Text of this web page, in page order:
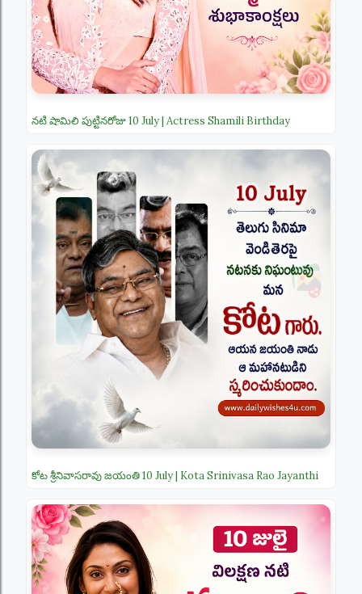
నటి షామిలి పుట్టినరోజు 10 July | Actress Shamili Birthday
కోట శ్రీనివాసరావు జయంతి 10 July | Kota Srinivasa Rao Jayanthi